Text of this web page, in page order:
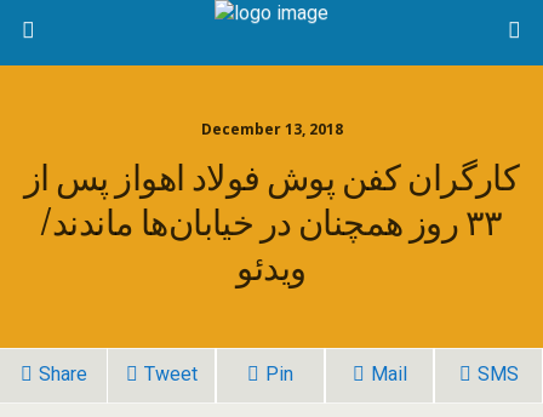
December 13, 2018
کارگران کفن پوش فولاد اهواز پس از
۳۳ روز همچنان در خیابان‌ها ماندند/
ویدئو
Share Tweet Pin Mail SMS